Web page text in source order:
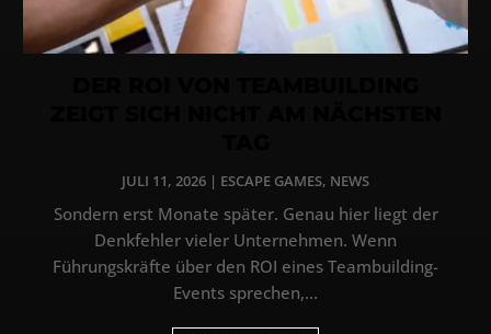
JULI 11, 2026 | ESCAPE GAMES, NEWS
Sondern erst Monate später. Genau hier liegt der
Denkfehler vieler Unternehmen. Wenn
Führungskräfte über den ROI eines Teambuilding-
Events sprechen,...